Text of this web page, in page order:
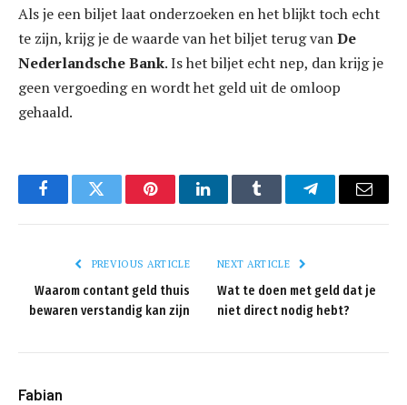
Als je een biljet laat onderzoeken en het blijkt toch echt
te zijn, krijg je de waarde van het biljet terug vanDe
Nederlandsche Bank. Is het biljet echt nep, dan krijg je
geen vergoeding en wordt het geld uit de omloop
gehaald.
FacebookTwitter PinterestLinkedInTumblr TelegramEmail
PREVIOUS ARTICLE
Waarom contant geld thuis
bewaren verstandig kan zijn
NEXT ARTICLE
Wat te doen met geld dat je
niet direct nodig hebt?
Fabian